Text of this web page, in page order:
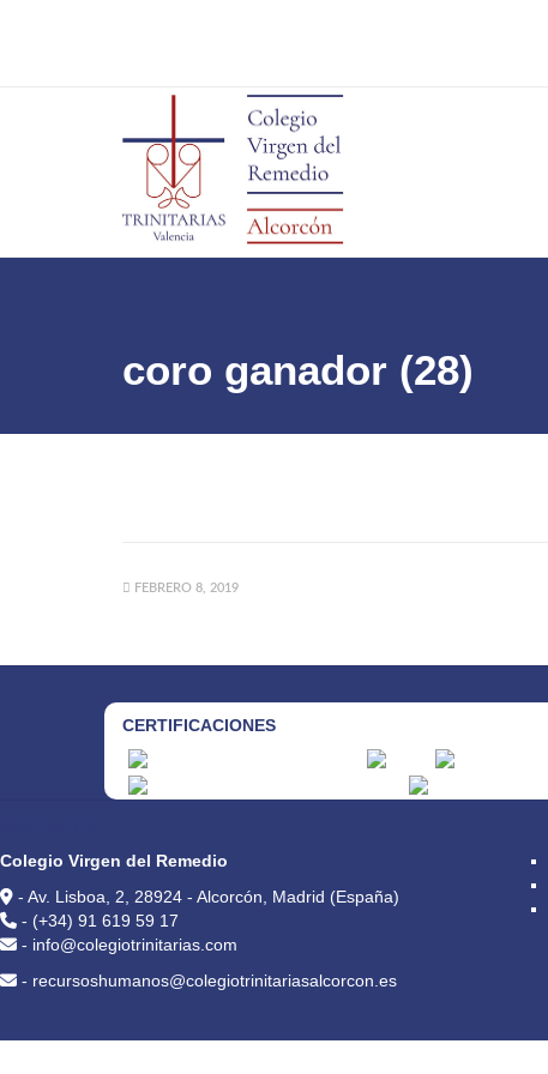
coro ganador (28)
FEBRERO 8, 2019
CERTIFICACIONES
Colegio Virgen del Remedio
- Av. Lisboa, 2, 28924 - Alcorcón, Madrid (España)
- (+34) 91 619 59 17
- info@colegiotrinitarias.com
- recursoshumanos@colegiotrinitariasalcorcon.es